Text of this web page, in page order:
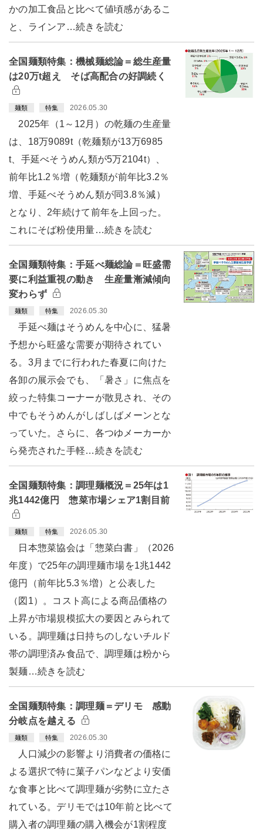
かの加工食品と比べて値頃感があるこ
と、ラインア…続きを読む
全国麺類特集：機械麺総論＝総生産量
は20万t超え そば高配合の好調続く
麺類 特集 2026.05.30
2025年（1～12月）の乾麺の生産量
は、18万9089t（乾麺類が13万6985
t、手延べそうめん類が5万2104t）、
前年比1.2％増（乾麺類が前年比3.2％
増、手延べそうめん類が同3.8％減）
となり、2年続けて前年を上回った。
これにそば粉使用量…続きを読む
全国麺類特集：手延べ麺総論＝旺盛需
要に利益重視の動き 生産量漸減傾向
変わらず
麺類 特集 2026.05.30
手延べ麺はそうめんを中心に、猛暑
予想から旺盛な需要が期待されてい
る。3月までに行われた春夏に向けた
各卸の展示会でも、「暑さ」に焦点を
絞った特集コーナーが散見され、その
中でもそうめんがしばしばメーンとな
っていた。さらに、各つゆメーカーか
ら発売された手軽…続きを読む
全国麺類特集：調理麺概況＝25年は1
兆1442億円 惣菜市場シェア1割目前
麺類 特集 2026.05.30
日本惣菜協会は「惣菜白書」（2026
年度）で25年の調理麺市場を1兆1442
億円（前年比5.3％増）と公表した
（図1）。コスト高による商品価格の
上昇が市場規模拡大の要因とみられて
いる。調理麺は日持ちのしないチルド
帯の調理済み食品で、調理麺は粉から
製麺…続きを読む
全国麺類特集：調理麺＝デリモ 感動
分岐点を越える
麺類 特集 2026.05.30
人口減少の影響より消費者の価格に
よる選択で特に菓子パンなどより安価
な食事と比べて調理麺が劣勢に立たさ
れている。デリモでは10年前と比べて
購入者の調理麺の購入機会が1割程度